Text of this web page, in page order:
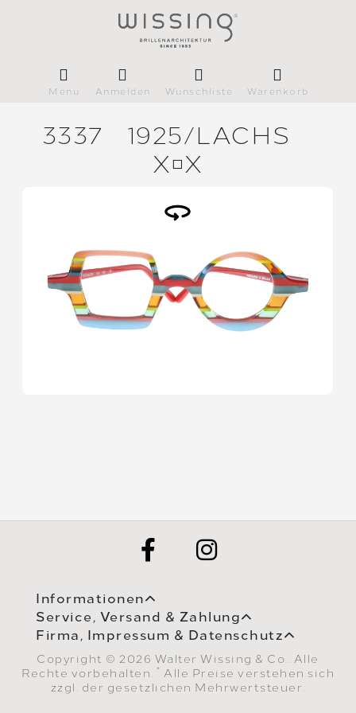
Menü Anmelden Wunschliste Warenkorb
3337 1925/LACHS
XX
Informationen
Service, Versand & Zahlung
Firma, Impressum & Datenschutz
Copyright © 2026 Walter Wissing & Co.. Alle
Rechte vorbehalten.
* Alle Preise verstehen sich
zzgl. der gesetzlichen Mehrwertsteuer.